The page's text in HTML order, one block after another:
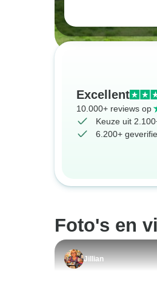
Excellent
10.000+ reviews op
Keuze uit
6.200+
Foto's en
Jillian